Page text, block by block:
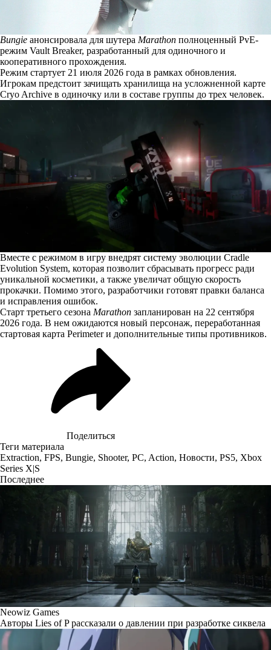
Bungie анонсировала для шутера Marathon полноценный PvE-
режим Vault Breaker, разработанный для одиночного и
кооперативного прохождения.
Режим стартует 21 июля 2026 года в рамках обновления.
Игрокам предстоит зачищать хранилища на усложненной карте
Cryo Archive в одиночку или в составе группы до трех человек.
Вместе с режимом в игру внедрят систему эволюции Cradle
Evolution System, которая позволит сбрасывать прогресс ради
уникальной косметики, а также увеличат общую скорость
прокачки. Помимо этого, разработчики готовят правки баланса
и исправления ошибок.
Старт третьего сезона Marathon запланирован на 22 сентября
2026 года. В нем ожидаются новый персонаж, переработанная
стартовая карта Perimeter и дополнительные типы противников.
Поделиться
Теги материала
Extraction, FPS, Bungie, Shooter, PC, Action, Новости, PS5, Xbox
Series X|S
Последнее
Neowiz Games
Авторы Lies of P рассказали о давлении при разработке сиквела